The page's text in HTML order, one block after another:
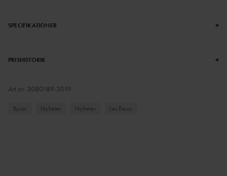
SPECIFIKATIONER +
PRISHISTORIK +
Art.nr. 3080189-3091
Byxor Nyheter Nyheter Les Deux